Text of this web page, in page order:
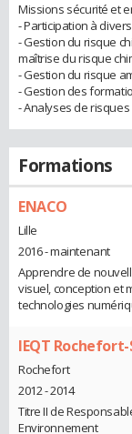
Missions sécurité et
- Participation à
- Gestion du risque
maîtrise du risque
- Gestion du risque
- Gestion des
- Analyses de risques
Formations
ENACO
Lille
2016 - maintenant
Apprendre de
visuel, conception et
technologies
IEQT
Rochefort
2012 - 2014
Titre II de
Environnement